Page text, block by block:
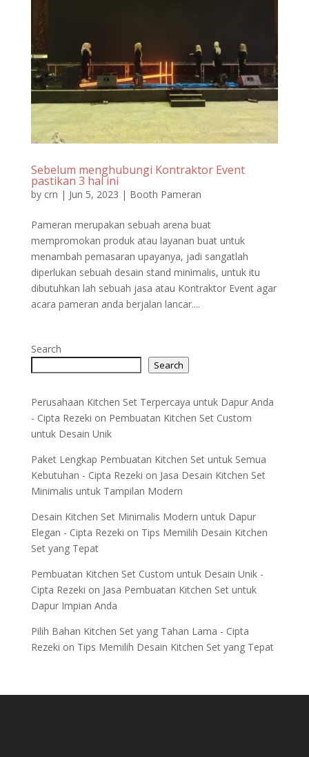
Sebelum menghubungi Kontraktor Event
pastikan 3 hal ini
by crn | Jun 5, 2023 | Booth Pameran
Pameran merupakan sebuah arena buat
mempromokan produk atau layanan buat untuk
menambah pemasaran upayanya, jadi sangatlah
diperlukan sebuah desain stand minimalis, untuk itu
dibutuhkan lah sebuah jasa atau Kontraktor Event agar
acara pameran anda berjalan lancar....
Search
Search
Perusahaan Kitchen Set Terpercaya untuk Dapur Anda
- Cipta Rezeki on Pembuatan Kitchen Set Custom
untuk Desain Unik
Paket Lengkap Pembuatan Kitchen Set untuk Semua
Kebutuhan - Cipta Rezeki on Jasa Desain Kitchen Set
Minimalis untuk Tampilan Modern
Desain Kitchen Set Minimalis Modern untuk Dapur
Elegan - Cipta Rezeki on Tips Memilih Desain Kitchen
Set yang Tepat
Pembuatan Kitchen Set Custom untuk Desain Unik -
Cipta Rezeki on Jasa Pembuatan Kitchen Set untuk
Dapur Impian Anda
Pilih Bahan Kitchen Set yang Tahan Lama - Cipta
Rezeki on Tips Memilih Desain Kitchen Set yang Tepat